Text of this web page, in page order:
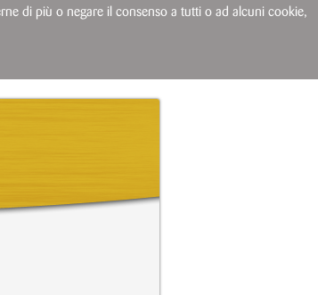
di più o negare il consenso a tutti o ad alcuni cookie,